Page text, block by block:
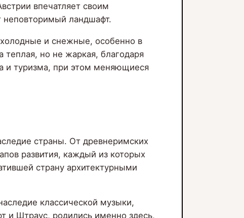
впечатляет своим
неповторимый ландшафт.
и снежные, особенно в
теплая, но не жаркая, благодаря
и туризма, при этом меняющиеся
страны. От древнеримских
развития, каждый из которых
страну архитектурными
классической музыки,
и Штраус, родились именно здесь,